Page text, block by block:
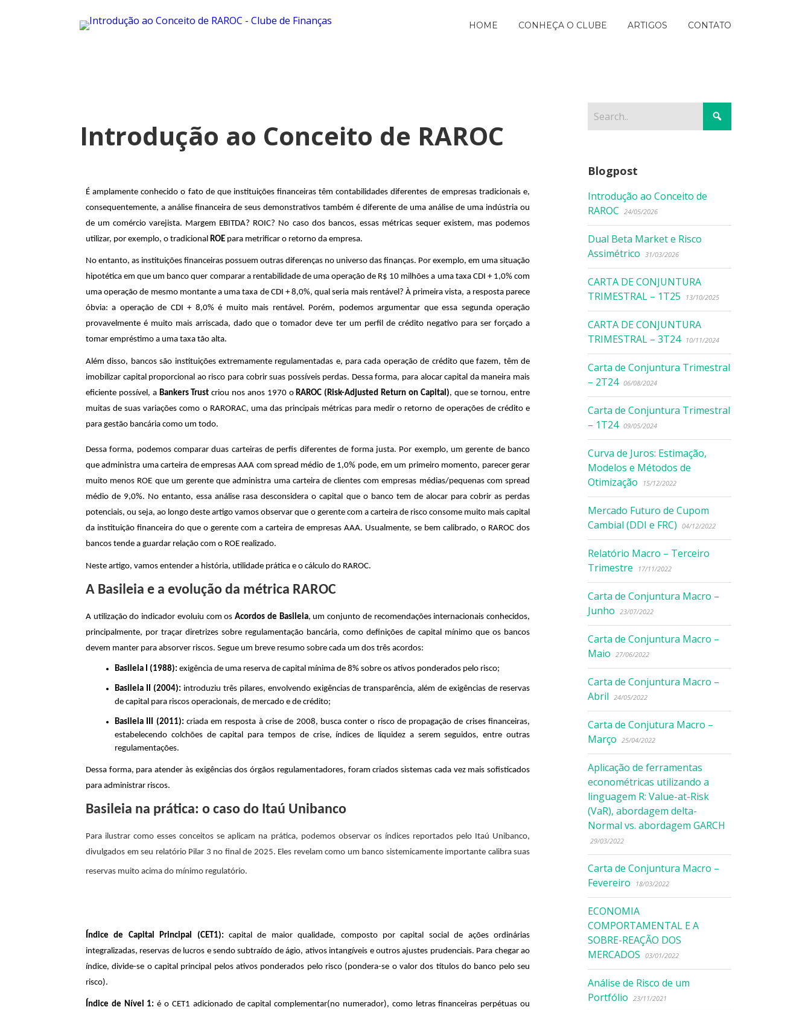
HOME CONHEÇA O CLUBE ARTIGOS CONTATO
Introdução ao Conceito de RAROC
É amplamente conhecido o fato de que instituições financeiras têm contabilidades diferentes de empresas tradicionais e,
consequentemente, a análise financeira de seus demonstrativos também é diferente de uma análise de uma indústria ou
de um comércio varejista. Margem EBITDA? ROIC? No caso dos bancos, essas métricas sequer existem, mas podemos
utilizar, por exemplo, o tradicional ROE para metrificar o retorno da empresa.
No entanto, as instituições financeiras possuem outras diferenças no universo das finanças. Por exemplo, em uma situação
hipotética em que um banco quer comparar a rentabilidade de uma operação de R$ 10 milhões a uma taxa CDI + 1,0% com
uma operação de mesmo montante a uma taxa de CDI + 8,0%, qual seria mais rentável? À primeira vista, a resposta parece
óbvia: a operação de CDI + 8,0% é muito mais rentável. Porém, podemos argumentar que essa segunda operação
provavelmente é muito mais arriscada, dado que o tomador deve ter um perfil de crédito negativo para ser forçado a
tomar empréstimo a uma taxa tão alta.
Além disso, bancos são instituições extremamente regulamentadas e, para cada operação de crédito que fazem, têm de
imobilizar capital proporcional ao risco para cobrir suas possíveis perdas. Dessa forma, para alocar capital da maneira mais
eficiente possível, a Bankers Trust criou nos anos 1970 o RAROC (Risk-Adjusted Return on Capital), que se tornou, entre
muitas de suas variações como o RARORAC, uma das principais métricas para medir o retorno de operações de crédito e
para gestão bancária como um todo.
Dessa forma, podemos comparar duas carteiras de perfis diferentes de forma justa. Por exemplo, um gerente de banco
que administra uma carteira de empresas AAA com spread médio de 1,0% pode, em um primeiro momento, parecer gerar
muito menos ROE que um gerente que administra uma carteira de clientes com empresas médias/pequenas com spread
médio de 9,0%. No entanto, essa análise rasa desconsidera o capital que o banco tem de alocar para cobrir as perdas
potenciais, ou seja, ao longo deste artigo vamos observar que o gerente com a carteira de risco consome muito mais capital
da instituição financeira do que o gerente com a carteira de empresas AAA. Usualmente, se bem calibrado, o RAROC dos
bancos tende a guardar relação com o ROE realizado.
Neste artigo, vamos entender a história, utilidade prática e o cálculo do RAROC.
A Basileia e a evolução da métrica RAROC
A utilização do indicador evoluiu com osAcordos de Basileia, um conjunto de recomendações internacionais conhecidos,
principalmente, por traçar diretrizes sobre regulamentação bancária, como definições de capital mínimo que os bancos
devem manter para absorver riscos. Segue um breve resumo sobre cada um dos três acordos:
Basileia I (1988): exigência de uma reserva de capital mínima de 8% sobre os ativos ponderados pelo risco;
Basileia II (2004): introduziu três pilares, envolvendo exigências de transparência, além de exigências de reservas
de capital para riscos operacionais, de mercado e de crédito;
Basileia III (2011): criada em resposta à crise de 2008, busca conter o risco de propagação de crises financeiras,
estabelecendo colchões de capital para tempos de crise, índices de liquidez a serem seguidos, entre outras
regulamentações.
Dessa forma, para atender às exigências dos órgãos regulamentadores, foram criados sistemas cada vez mais sofisticados
para administrar riscos.
Basileia na prática: o caso do Itaú Unibanco
Para ilustrar como esses conceitos se aplicam na prática, podemos observar os índices reportados pelo Itaú Unibanco,
divulgados em seu relatório Pilar 3 no final de 2025. Eles revelam como um banco sistemicamente importante calibra suas
reservas muito acima do mínimo regulatório.
Índice de Capital Principal (CET1): capital de maior qualidade, composto por capital social de ações ordinárias
integralizadas, reservas de lucros e sendo subtraído de ágio, ativos intangíveis e outros ajustes prudenciais. Para chegar ao
índice, divide-se o capital principal pelos ativos ponderados pelo risco (pondera-se o valor dos títulos do banco pelo seu
risco).
Índice de Nível 1:é o CET1 adicionado de capital complementar(no numerador), como letras financeiras perpétuas ou
Blogpost
Introdução ao Conceito de
RAROC
24/05/2026
Dual Beta Market e Risco
Assimétrico
31/03/2026
CARTA DE CONJUNTURA
TRIMESTRAL – 1T25
13/10/2025
CARTA DE CONJUNTURA
TRIMESTRAL – 3T24
10/11/2024
Carta de Conjuntura Trimestral
– 2T24 06/08/2024
Carta de Conjuntura Trimestral
– 1T24 09/05/2024
Curva de Juros: Estimação,
Modelos e Métodos de
Otimização
15/12/2022
Mercado Futuro de Cupom
Cambial (DDI e FRC)
04/12/2022
Relatório Macro – Terceiro
Trimestre
17/11/2022
Carta de Conjuntura Macro –
Junho
23/07/2022
Carta de Conjuntura Macro –
Maio
27/06/2022
Carta de Conjuntura Macro –
Abril
24/05/2022
Carta de Conjutura Macro –
Março
25/04/2022
Aplicação de ferramentas
econométricas utilizando a
linguagem R: Value-at-Risk
(VaR), abordagem delta-
Normal vs. abordagem GARCH
29/03/2022
Carta de Conjuntura Macro –
Fevereiro
18/03/2022
ECONOMIA
COMPORTAMENTAL E A
SOBRE-REAÇÃO DOS
MERCADOS
03/01/2022
Análise de Risco de um
Portfólio
23/11/2021